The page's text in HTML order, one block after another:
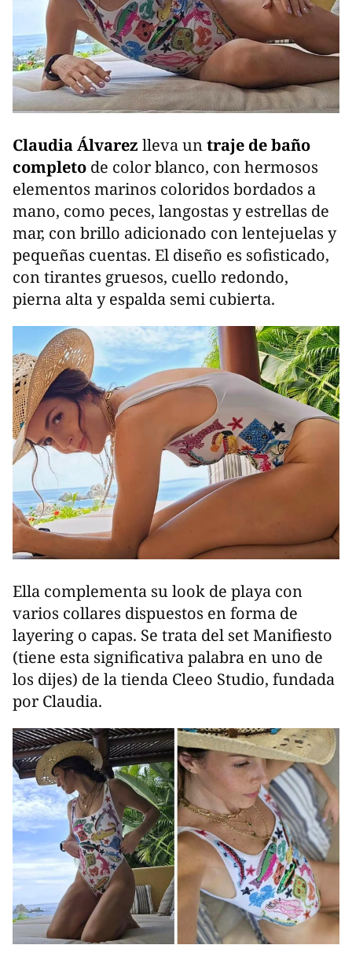
Claudia Álvarez lleva untraje de baño
completo de color blanco, con hermosos
elementos marinos coloridos bordados a
mano, como peces, langostas y estrellas de
mar, con brillo adicionado con lentejuelas y
pequeñas cuentas. El diseño es sofisticado,
con tirantes gruesos, cuello redondo,
pierna alta y espalda semi cubierta.
Ella complementa su look de playa con
varios collares dispuestos en forma de
layering o capas. Se trata del set Manifiesto
(tiene esta significativa palabra en uno de
los dijes) de la tienda Cleeo Studio, fundada
por Claudia.